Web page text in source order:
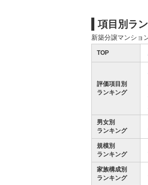
項目別ラ
新築分譲マンショ
TOP
評価項目別
ランキング
男女別
ランキング
規模別
ランキング
家族構成別
ランキング